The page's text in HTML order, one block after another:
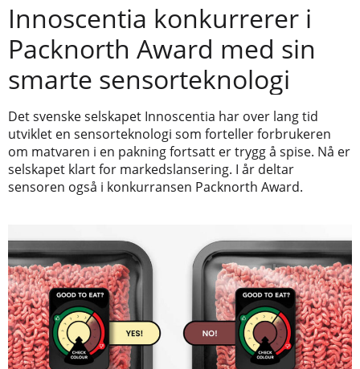
Innoscentia konkurrerer i
Packnorth Award med sin
smarte sensorteknologi
Det svenske selskapet Innoscentia har over lang tid
utviklet en sensorteknologi som forteller forbrukeren
om matvaren i en pakning fortsatt er trygg å spise. Nå er
selskapet klart for markedslansering. I år deltar
sensoren også i konkurransen Packnorth Award.